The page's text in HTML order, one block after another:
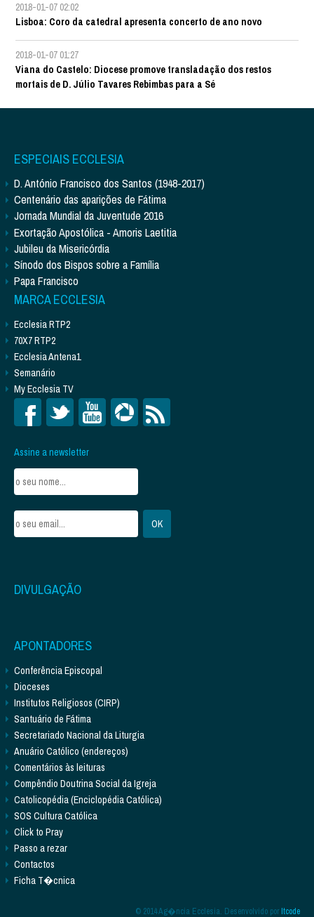
2018-01-07 02:02
Lisboa: Coro da catedral apresenta concerto de ano novo
2018-01-07 01:27
Viana do Castelo: Diocese promove transladação dos restos
mortais de D. Júlio Tavares Rebimbas para a Sé
ESPECIAIS ECCLESIA
D. António Francisco dos Santos (1948-2017)
Centenário das aparições de Fátima
Jornada Mundial da Juventude 2016
Exortação Apostólica - Amoris Laetitia
Jubileu da Misericórdia
Sínodo dos Bispos sobre a Família
Papa Francisco
MARCA ECCLESIA
Ecclesia RTP2
70X7 RTP2
Ecclesia Antena1
Semanário
My Ecclesia TV
Assine a newsletter
DIVULGAÇÃO
APONTADORES
Conferência Episcopal
Dioceses
Institutos Religiosos (CIRP)
Santuário de Fátima
Secretariado Nacional da Liturgia
Anuário Católico (endereços)
Comentários às leituras
Compêndio Doutrina Social da Igreja
Catolicopédia (Enciclopédia Católica)
SOS Cultura Católica
Click to Pray
Passo a rezar
Contactos
Ficha T�cnica
© 2014 Ag�ncia Ecclesia. Desenvolvido porItcode